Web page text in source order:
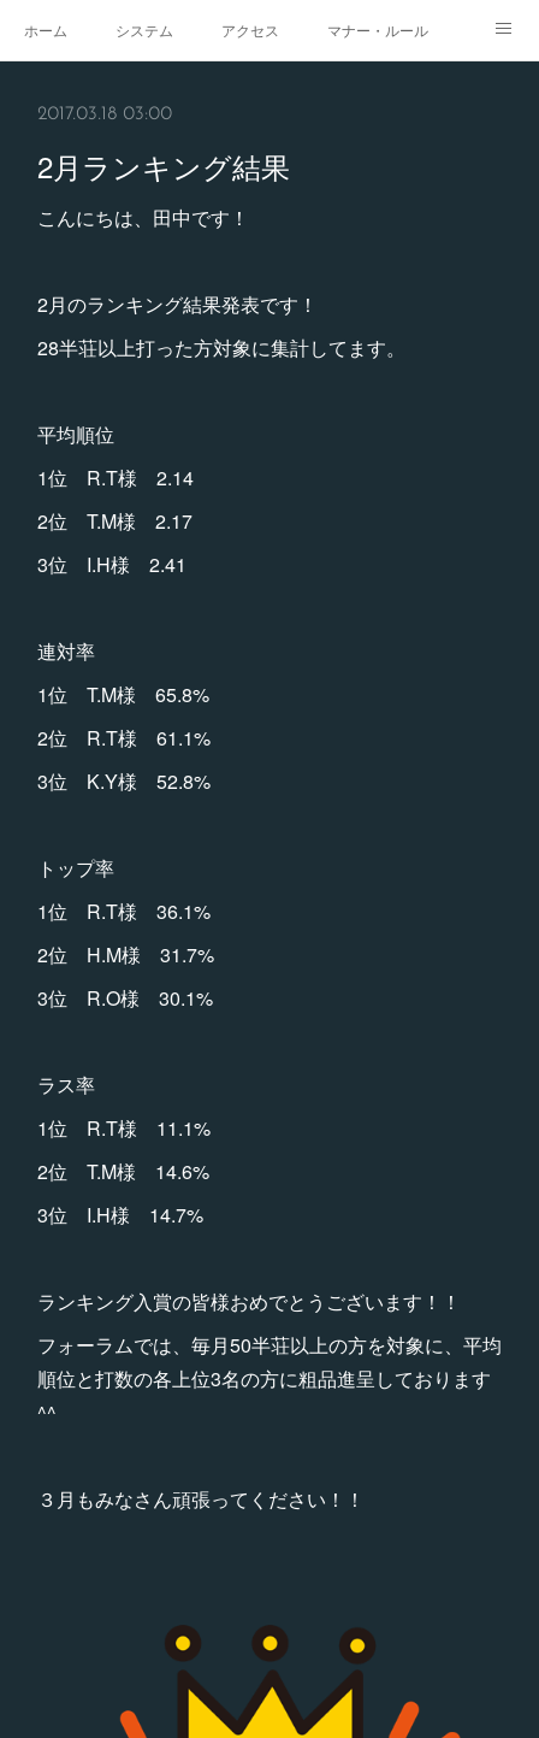
ホーム システム アクセス マナー・ルール
2017.03.18 03:00
2月ランキング結果
こんにちは、田中です！
2月のランキング結果発表です！
28半荘以上打った方対象に集計してます。
平均順位
1位 R.T様 2.14
2位 T.M様 2.17
3位 I.H様 2.41
連対率
1位 T.M様 65.8%
2位 R.T様 61.1%
3位 K.Y様 52.8%
トップ率
1位 R.T様 36.1%
2位 H.M様 31.7%
3位 R.O様 30.1%
ラス率
1位 R.T様 11.1%
2位 T.M様 14.6%
3位 I.H様 14.7%
ランキング入賞の皆様おめでとうございます！！
フォーラムでは、毎月50半荘以上の方を対象に、平均
順位と打数の各上位3名の方に粗品進呈しております
^^
３月もみなさん頑張ってください！！